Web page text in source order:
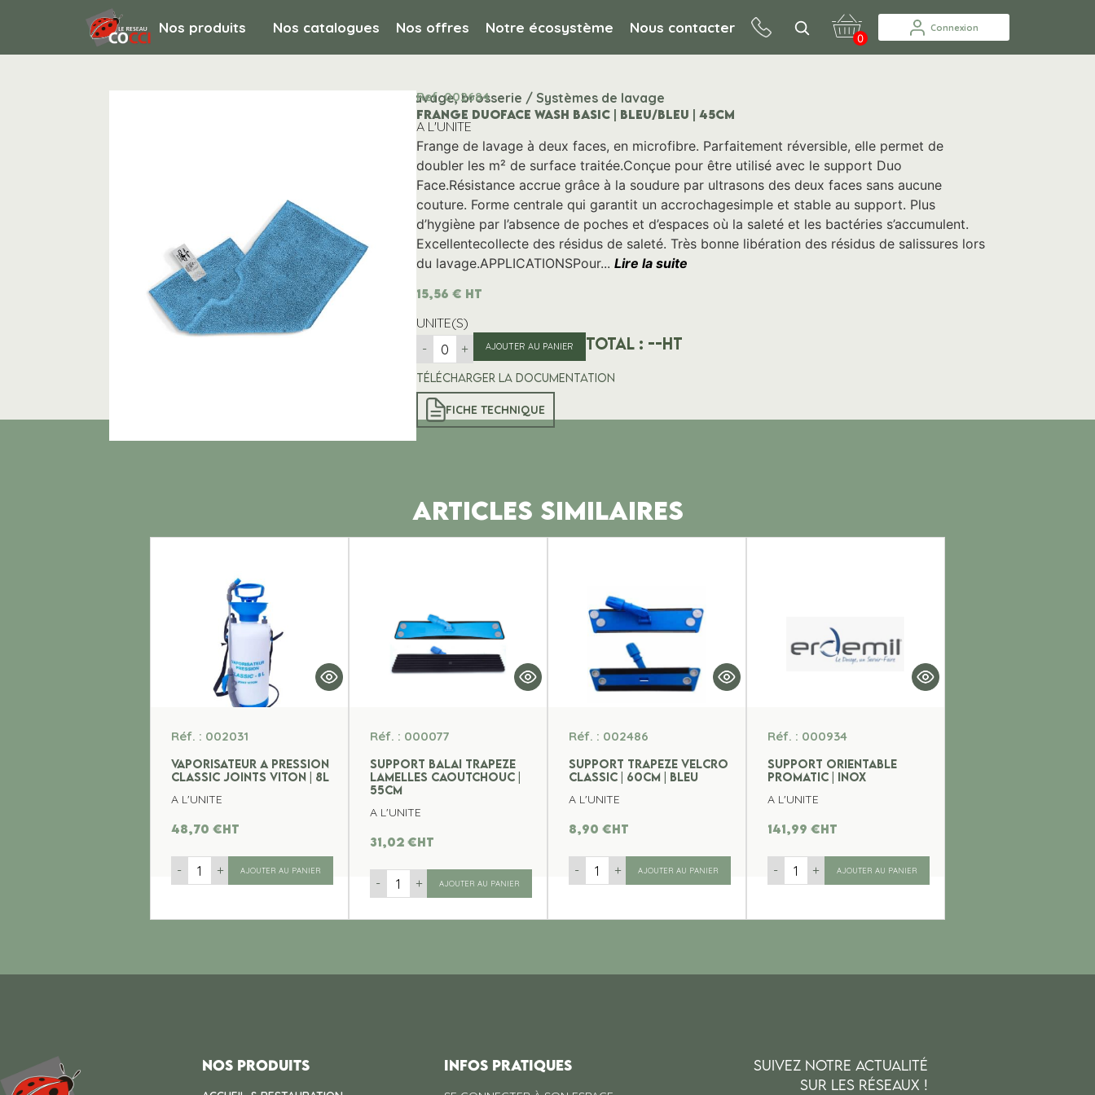
Nos produits Nos catalogues Nos offres Notre écosystème Nous contacter
0
Connexion
HYGIENE ET ENTRETIEN / Matériel de balayage, lavage, brosserie / Systèmes de lavage
Ref. 002684
FRANGE DUOFACE WASH BASIC | BLEU/BLEU | 45CM
A L'UNITE
Frange de lavage à deux faces, en microfibre. Parfaitement réversible, elle permet de
doubler les m² de surface traitée.Conçue pour être utilisé avec le support Duo
Face.Résistance accrue grâce à la soudure par ultrasons des deux faces sans aucune
couture. Forme centrale qui garantit un accrochagesimple et stable au support. Plus
d’hygiène par l’absence de poches et d’espaces où la saleté et les bactéries s’accumulent.
Excellentecollecte des résidus de saleté. Très bonne libération des résidus de salissures lors
du lavage.APPLICATIONSPour... Lire la suite
15,56 € HT
UNITE(S)
-
+ AJOUTER AU PANIER Total : --HT
Télécharger la documentation
FICHE TECHNIQUE
ARTICLES SIMILAIRES
Réf. : 002031
VAPORISATEUR A PRESSION
CLASSIC JOINTS VITON | 8L
A L'UNITE
48,70€ht
- + AJOUTER AU PANIER
Réf. : 000077
SUPPORT BALAI TRAPEZE
LAMELLES CAOUTCHOUC |
55CM
A L'UNITE
31,02€ht
- + AJOUTER AU PANIER
Réf. : 002486
SUPPORT TRAPEZE VELCRO
CLASSIC | 60CM | BLEU
A L'UNITE
8,90 €ht
- + AJOUTER AU PANIER
Réf. : 000934
SUPPORT ORIENTABLE
PROMATIC | INOX
A L'UNITE
141,99 €ht
- + AJOUTER AU PANIER
Nos produits INFOS PRATIQUES
SUIVEZ NOTRE ACTUALITÉ
SUR LES RÉSEAUX !